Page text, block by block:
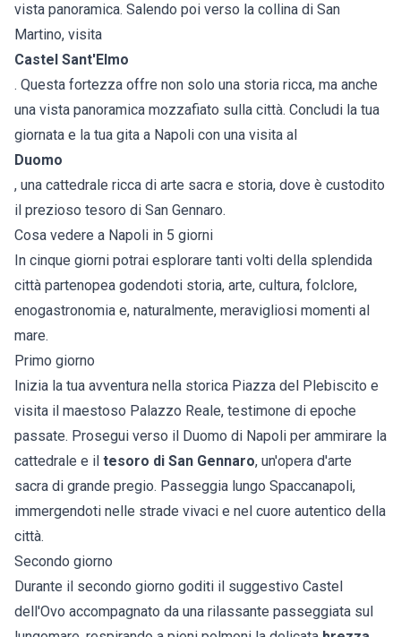
vista panoramica. Salendo poi verso la collina di San
Martino, visita
Castel Sant'Elmo
. Questa fortezza offre non solo una storia ricca, ma anche
una vista panoramica mozzafiato sulla città. Concludi la tua
giornata e la tua gita a Napoli con una visita al
Duomo
, una cattedrale ricca di arte sacra e storia, dove è custodito
il prezioso tesoro di San Gennaro.
Cosa vedere a Napoli in 5 giorni
In cinque giorni potrai esplorare tanti volti della splendida
città partenopea godendoti storia, arte, cultura, folclore,
enogastronomia e, naturalmente, meravigliosi momenti al
mare.
Primo giorno
Inizia la tua avventura nella storica Piazza del Plebiscito e
visita il maestoso Palazzo Reale, testimone di epoche
passate. Prosegui verso il Duomo di Napoli per ammirare la
cattedrale e il tesoro di San Gennaro, un'opera d'arte
sacra di grande pregio. Passeggia lungo Spaccanapoli,
immergendoti nelle strade vivaci e nel cuore autentico della
città.
Secondo giorno
Durante il secondo giorno goditi il suggestivo Castel
dell'Ovo accompagnato da una rilassante passeggiata sul